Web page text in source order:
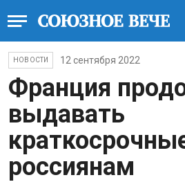
НОВОСТИ 12 сентября 2022
Франция
выдавать
россиянам